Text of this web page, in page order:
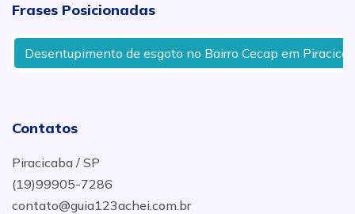
Frases Posicionadas
Desentupimento de esgoto no Bairro Cecap em Piracicaba
Contatos
Piracicaba / SP
(19)99905-7286
contato@guia123achei.com.br